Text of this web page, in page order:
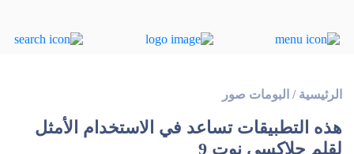
الرئيسية / البومات صور
هذه التطبيقات تساعد في الاستخدام الأمثل
لقلم جلاكسي نوت 9